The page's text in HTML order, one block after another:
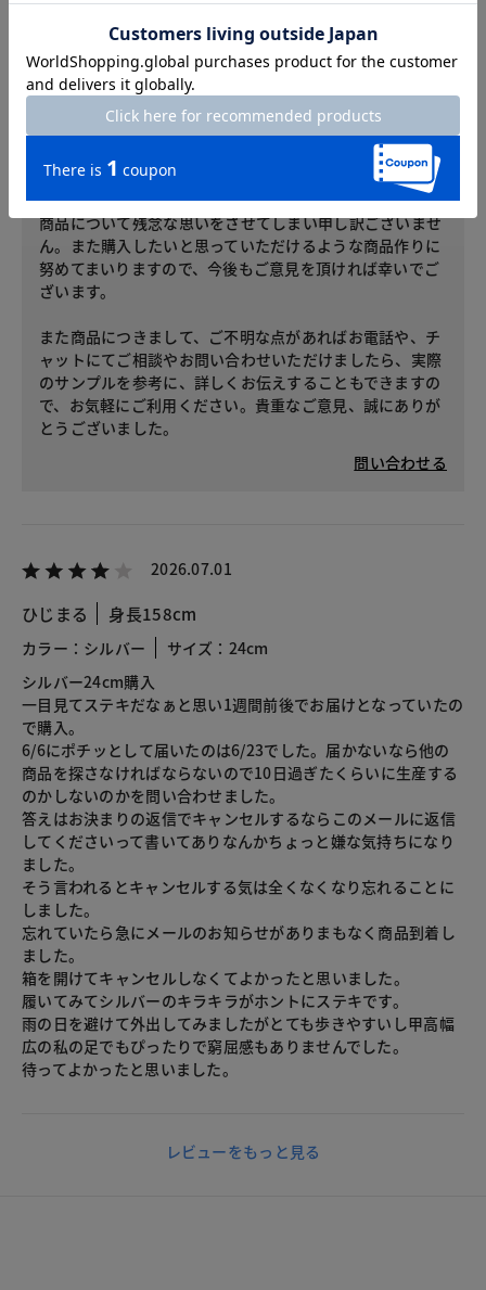
すがキラキラがもう少しおとなしめだと普段掃きやすいと思い
ます
お客様サービスセンターからのコメント
レビューへのご投稿ありがとうございます。
商品について残念な思いをさせてしまい申し訳ございませ
ん。また購入したいと思っていただけるような商品作りに
努めてまいりますので、今後もご意見を頂ければ幸いでご
ざいます。
また商品につきまして、ご不明な点があればお電話や、チ
ャットにてご相談やお問い合わせいただけましたら、実際
のサンプルを参考に、詳しくお伝えすることもできますの
で、お気軽にご利用ください。貴重なご意見、誠にありが
とうございました。
問い合わせる
2026.07.01
ひじまる 身長158cm
カラー：シルバー
サイズ：24cm
シルバー24cm購入
一目見てステキだなぁと思い1週間前後でお届けとなっていたの
で購入。
6/6にポチッとして届いたのは6/23でした。届かないなら他の
商品を探さなければならないので10日過ぎたくらいに生産する
のかしないのかを問い合わせました。
答えはお決まりの返信でキャンセルするならこのメールに返信
してくださいって書いてありなんかちょっと嫌な気持ちになり
ました。
そう言われるとキャンセルする気は全くなくなり忘れることに
しました。
忘れていたら急にメールのお知らせがありまもなく商品到着し
ました。
箱を開けてキャンセルしなくてよかったと思いました。
履いてみてシルバーのキラキラがホントにステキです。
雨の日を避けて外出してみましたがとても歩きやすいし甲高幅
広の私の足でもぴったりで窮屈感もありませんでした。
待ってよかったと思いました。
レビューをもっと見る